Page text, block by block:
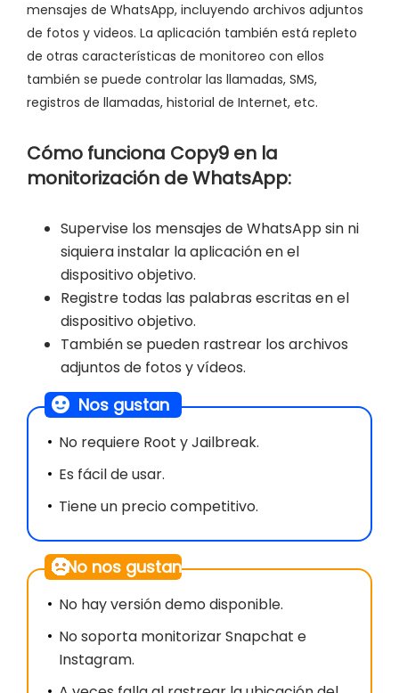
mensajes de WhatsApp, incluyendo archivos adjuntos
de fotos y videos. La aplicación también está repleto
de otras características de monitoreo con ellos
también se puede controlar las llamadas, SMS,
registros de llamadas, historial de Internet, etc.
Cómo funciona Copy9 en la
monitorización de WhatsApp:
Supervise los mensajes de WhatsApp sin ni
siquiera instalar la aplicación en el
dispositivo objetivo.
Registre todas las palabras escritas en el
dispositivo objetivo.
También se pueden rastrear los archivos
adjuntos de fotos y vídeos.
Nos gustan
No requiere Root y Jailbreak.
Es fácil de usar.
Tiene un precio competitivo.
No nos gustan
No hay versión demo disponible.
No soporta monitorizar Snapchat e
Instagram.